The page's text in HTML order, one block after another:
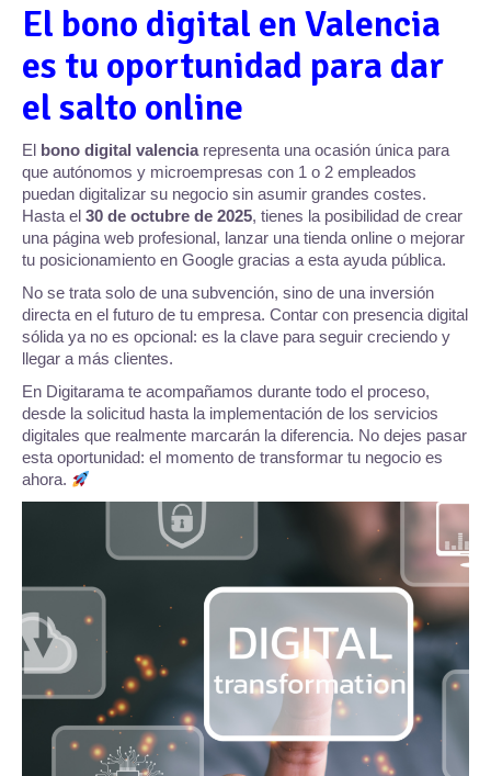
El bono digital en Valencia
es tu oportunidad para dar
el salto online
El bono digital valenciarepresenta una ocasión única para
que autónomos y microempresas con 1 o 2 empleados
puedan digitalizar su negocio sin asumir grandes costes.
Hasta el 30 de octubre de 2025, tienes la posibilidad de crear
una página web profesional, lanzar una tienda online o mejorar
tu posicionamiento en Google gracias a esta ayuda pública.
No se trata solo de una subvención, sino de una inversión
directa en el futuro de tu empresa. Contar con presencia digital
sólida ya no es opcional: es la clave para seguir creciendo y
llegar a más clientes.
En Digitarama te acompañamos durante todo el proceso,
desde la solicitud hasta la implementación de los servicios
digitales que realmente marcarán la diferencia. No dejes pasar
esta oportunidad: el momento de transformar tu negocio es
ahora.